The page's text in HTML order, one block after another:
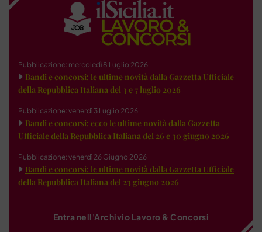
Pubblicazione: mercoledì 8 Luglio 2026
Bandi e concorsi: le ultime novità dalla Gazzetta Ufficiale
della Repubblica Italiana del 3 e 7 luglio 2026
Pubblicazione: venerdì 3 Luglio 2026
Bandi e concorsi: ecco le ultime novità dalla Gazzetta
Ufficiale della Repubblica Italiana del 26 e 30 giugno 2026
Pubblicazione: venerdì 26 Giugno 2026
Bandi e concorsi: le ultime novità dalla Gazzetta Ufficiale
della Repubblica Italiana del 23 giugno 2026
Entra nell'Archivio Lavoro & Concorsi